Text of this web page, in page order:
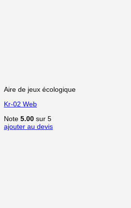
Aire de jeux écologique
Kr-02 Web
Note 5.00 sur 5
ajouter au devis